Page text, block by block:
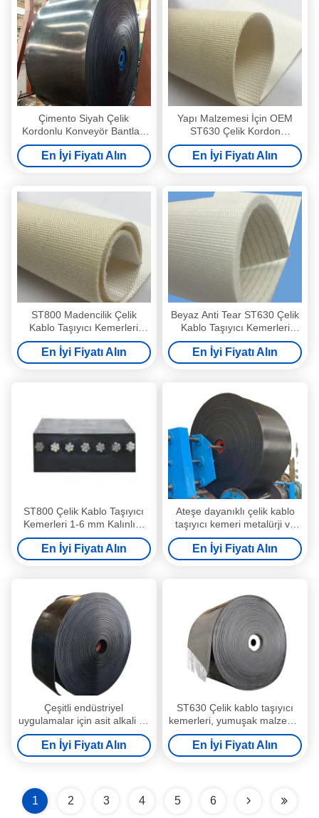
Çimento Siyah Çelik
Kordonlu Konveyör Bantları
700mm Genişlik
En İyi Fiyatı Alın
Yapı Malzemesi İçin OEM
ST630 Çelik Kordon
Konveyör Bant
En İyi Fiyatı Alın
ST800 Madencilik Çelik
Kablo Taşıyıcı Kemerleri
1mm'den 6mm'ye Kadar
Kalınlıklı Malzeme Çeşitli
Endüstrilerde İşlem
En İyi Fiyatı Alın
Beyaz Anti Tear ST630 Çelik
Kablo Taşıyıcı Kemerleri
Üstün Performans ve Uzun
Sürenlik
En İyi Fiyatı Alın
ST800 Çelik Kablo Taşıyıcı
Kemerleri 1-6 mm Kalınlığı
Kömür Madencileri için
Malzemeler
En İyi Fiyatı Alın
Ateşe dayanıklı çelik kablo
taşıyıcı kemeri metalürji ve
elektrik enerjisi endüstrisi için
En İyi Fiyatı Alın
Çeşitli endüstriyel
uygulamalar için asit alkali ve
yağ dayanıklı ST630 çelik
kablo taşıyıcı kemerleri
En İyi Fiyatı Alın
ST630 Çelik kablo taşıyıcı
kemerleri, yumuşak malzeme
taşımacılığı için küçük
uzantılı ve iyi gölge oluşumu
En İyi Fiyatı Alın
1 2 3 4 5 6